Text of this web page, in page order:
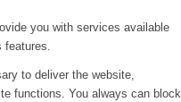
you with services available
features.
to deliver the website,
functions. You always can block